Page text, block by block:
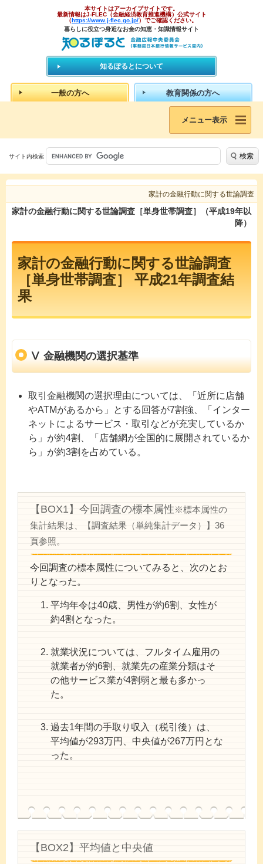
本サイトはアーカイブサイトです。
最新情報はJ-FLEC（金融経済教育推進機構）公式サイト
（https://www.j-flec.go.jp/）でご確認ください。
暮らしに役立つ身近なお金の知恵・知識情報サイト
知るぽるとについて
一般の方へ 教育関係の方へ
メニュー表示
サイト内検索 検索
家計の金融行動に関する世論調査
家計の金融行動に関する世論調査［単身世帯調査］（平成19年以
降）
家計の金融行動に関する世論調査
［単身世帯調査］ 平成21年調査結
果
Ⅴ 金融機関の選択基準
取引金融機関の選択理由については、「近所に店舗
やATMがあるから」とする回答が7割強、「インター
ネットによるサービス・取引などが充実しているか
ら」が約4割、「店舗網が全国的に展開されているか
ら」が約3割を占めている。
【BOX1】今回調査の標本属性※標本属性の
集計結果は、【調査結果（単純集計データ）】36
頁参照。
今回調査の標本属性についてみると、次のとお
りとなった。
平均年令は40歳、男性が約6割、女性が
約4割となった。
就業状況については、フルタイム雇用の
就業者が約6割、就業先の産業分類はそ
の他サービス業が4割弱と最も多かっ
た。
過去1年間の手取り収入（税引後）は、
平均値が293万円、中央値が267万円とな
った。
【BOX2】平均値と中央値